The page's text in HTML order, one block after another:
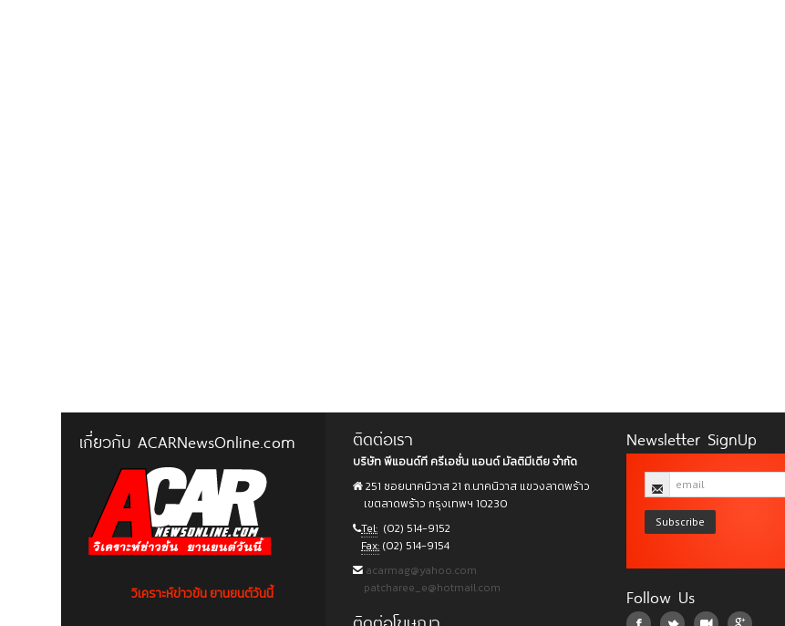
เกี่ยวกับ ACARNewsOnline.com
วิเคราะห์ข่าวข้น ยานยนต์วันนี้
ติดต่อเรา
บริษัท พีแอนด์ที ครีเอชั่น แอนด์ มัลติมีเดีย จำกัด
251 ซอยนาคนิวาส 21 ถ.นาคนิวาส แขวงลาดพร้าว
เขตลาดพร้าว กรุงเทพฯ 10230
Tel: (02) 514-9152
Fax: (02) 514-9154
acarmag@yahoo.com
patcharee_e@hotmail.com
ติดต่อโฆษณา
Newsletter SignUp
Subscribe
Follow Us